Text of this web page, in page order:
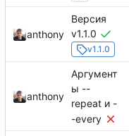
anthony
Версия
v1.1.0
v1.1.0
anthony
Аргумент
ы --
repeat и -
-every